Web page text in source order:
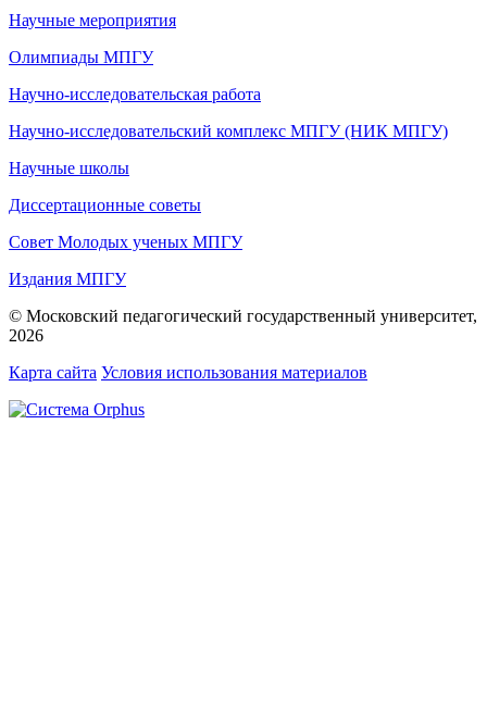
Научные мероприятия
Олимпиады МПГУ
Научно-исследовательская работа
Научно-исследовательский комплекс МПГУ (НИК МПГУ)
Научные школы
Диссертационные советы
Совет Молодых ученых МПГУ
Издания МПГУ
© Московский педагогический государственный университет,
2026
Карта сайта Условия использования материалов